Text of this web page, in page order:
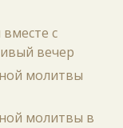
с
вечер
молитвы
молитвы в